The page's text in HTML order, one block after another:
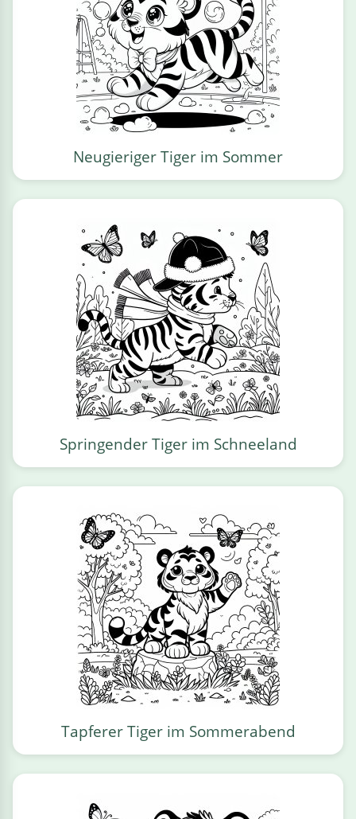
Neugieriger Tiger im Sommer
Springender Tiger im Schneeland
Tapferer Tiger im Sommerabend